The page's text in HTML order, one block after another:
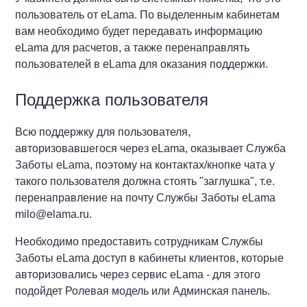
пользователь от eLama. По выделенным кабинетам
вам необходимо будет передавать информацию
eLama для расчетов, а также перенаправлять
пользователей в eLama для оказания поддержки.
Поддержка пользователя
Всю поддержку для пользователя,
авторизовавшегося через eLama, оказывает Служба
Заботы eLama, поэтому на контактах/кнопке чата у
такого пользователя должна стоять "заглушка", т.е.
перенаправление на почту Службы Заботы eLama
milo@elama.ru.
Необходимо предоставить сотрудникам Службы
Заботы eLama доступ в кабинеты клиентов, которые
авторизовались через сервис eLama - для этого
подойдет Ролевая модель или Админская панель.